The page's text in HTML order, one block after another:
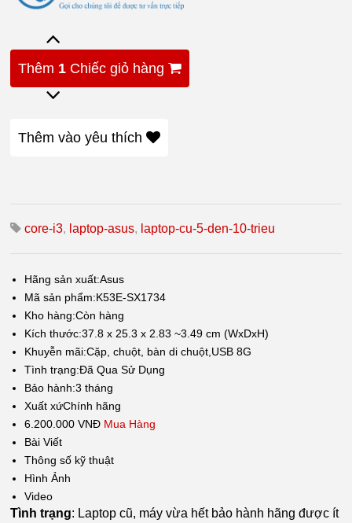
Thêm 1 Chiếc giỏ hàng
Thêm vào yêu thích
core-i3, laptop-asus, laptop-cu-5-den-10-trieu
Hãng sản xuất:Asus
Mã sản phẩm:K53E-SX1734
Kho hàng:Còn hàng
Kích thước:37.8 x 25.3 x 2.83 ~3.49 cm (WxDxH)
Khuyễn mãi:Cặp, chuột, bàn di chuột,USB 8G
Tình trạng:Đã Qua Sử Dụng
Bảo hành:3 tháng
Xuất xứChính hãng
6.200.000 VNĐ Mua Hàng
Bài Viết
Thông số kỹ thuật
Hình Ảnh
Video
Tình trạng: Laptop cũ, máy vừa hết bảo hành hãng được ít